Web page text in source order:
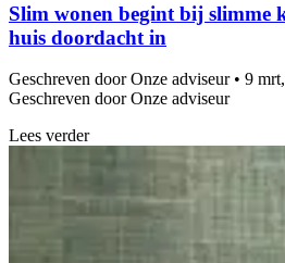
Slim wonen begint bij slimme
huis doordacht in
Geschreven door Onze adviseur • 9
Geschreven door Onze adviseur
Lees verder